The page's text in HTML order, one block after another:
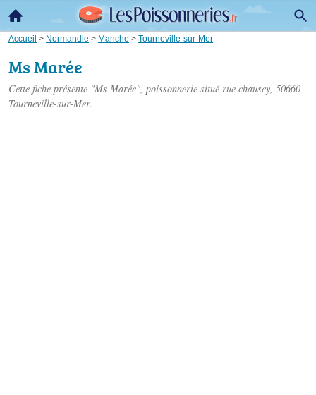
Accueil > Normandie > Manche > Tourneville-sur-Mer
Ms Marée
Cette fiche présente "Ms Marée", poissonnerie situé rue chausey, 50660
Tourneville-sur-Mer.